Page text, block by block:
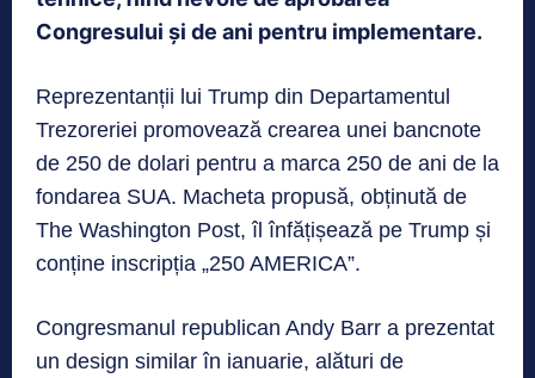
Congresului și de ani pentru implementare.
Reprezentanții lui Trump din Departamentul
Trezoreriei promovează crearea unei bancnote
de 250 de dolari pentru a marca 250 de ani de la
fondarea SUA. Macheta propusă, obținută de
The Washington Post, îl înfățișează pe Trump și
conține inscripția „250 AMERICA”.
Congresmanul republican Andy Barr a prezentat
un design similar în ianuarie, alături de